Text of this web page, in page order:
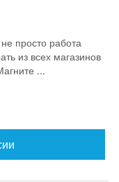
просто работа
из всех магазинов
...